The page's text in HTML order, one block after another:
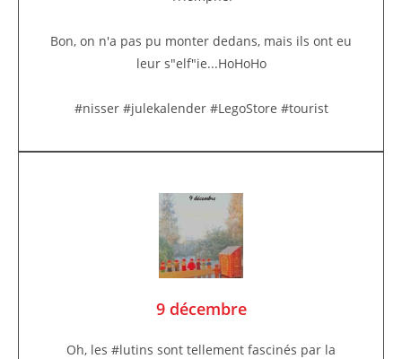
Bon, on n'a pas pu monter dedans, mais ils ont eu
leur s"elf"ie...HoHoHo
#nisser #julekalender #LegoStore #tourist
9 décembre
Oh, les #lutins sont tellement fascinés par la